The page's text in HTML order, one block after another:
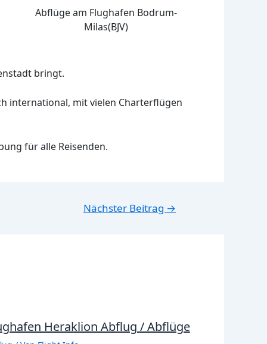
Abflüge am Flughafen Bodrum-
Milas(BJV)
bringt.
international, mit vielen Charterflügen
für alle Reisenden.
Nächster Beitrag →
Heraklion Abflug / Abflüge